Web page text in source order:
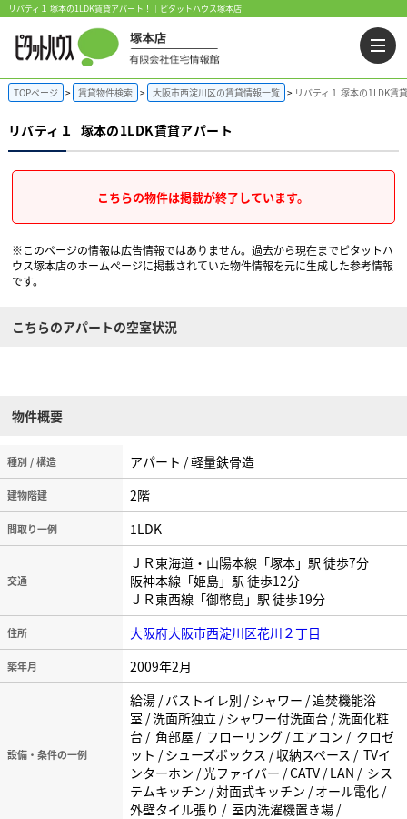
リバティ１ 塚本の1LDK賃貸アパート！｜ピタットハウス塚本店
TOPページ 賃貸物件検索 大阪市西淀川区の賃貸情報一覧 リバティ１ 塚本の1LDK賃
リバティ１ 塚本の1LDK賃貸アパート
こちらの物件は掲載が終了しています。
※このページの情報は広告情報ではありません。過去から現在までピタットハ
ウス塚本店のホームぺージに掲載されていた物件情報を元に生成した参考情報
です。
こちらのアパートの空室状況
物件概要
種別 / 構造 アパート / 軽量鉄骨造
建物階建 2階
間取り一例 1LDK
交通
ＪＲ東海道・山陽本線「塚本」駅 徒歩7分
阪神本線「姫島」駅 徒歩12分
ＪＲ東西線「御幣島」駅 徒歩19分
住所 大阪府大阪市西淀川区花川２丁目
築年月 2009年2月
設備・条件の一例
給湯 / バストイレ別 / シャワー / 追焚機能浴
室 / 洗面所独立 / シャワー付洗面台 / 洗面化粧
台 / 角部屋 / フローリング / エアコン / クロゼ
ット / シューズボックス / 収納スペース / TVイ
ンターホン / 光ファイバー / CATV / LAN / シス
テムキッチン / 対面式キッチン / オール電化 /
外壁タイル張り / 室内洗濯機置き場 /